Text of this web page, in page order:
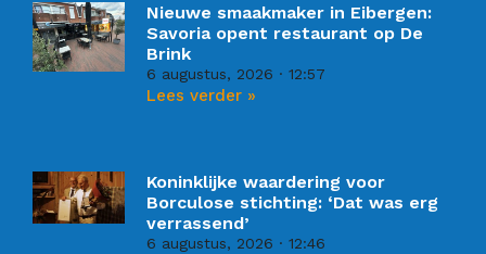
Nieuwe smaakmaker in Eibergen:
Savoria opent restaurant op De
Brink
6 augustus, 2026 12:57
Lees verder »
Koninklijke waardering voor
Borculose stichting: ‘Dat was erg
verrassend’
6 augustus, 2026 12:46